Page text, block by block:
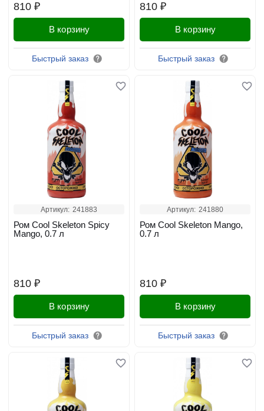
810 ₽
В корзину
Быстрый заказ
810 ₽
В корзину
Быстрый заказ
Артикул: 241883
810 ₽
Ром Cool Skeleton Spicy
Mango, 0.7 л
В корзину
Быстрый заказ
Артикул: 241880
810 ₽
Ром Cool Skeleton Mango,
0.7 л
В корзину
Быстрый заказ